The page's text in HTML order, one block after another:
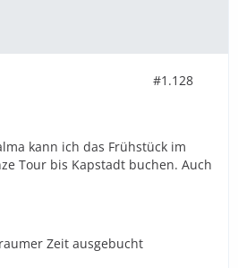
#1.128
kann ich das Frühstück im
Tour bis Kapstadt buchen. Auch
Zeit ausgebucht